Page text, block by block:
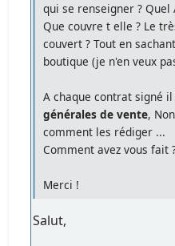
qui se renseigner ? Quel
Que couvre t elle ? Le
couvert ? Tout en
boutique (je n'en veux
A chaque contrat signé
générales de vente,
comment les rédiger ...
Comment avez vous fait
Merci !
Salut,